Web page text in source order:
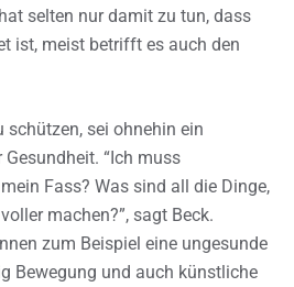
selten nur damit zu tun, dass
ist, meist betrifft es auch den
schützen, sei ohnehin ein
“Ich muss
Fass? Was sind all die Dinge,
machen?”, sagt Beck.
zum Beispiel eine ungesunde
Bewegung und auch künstliche